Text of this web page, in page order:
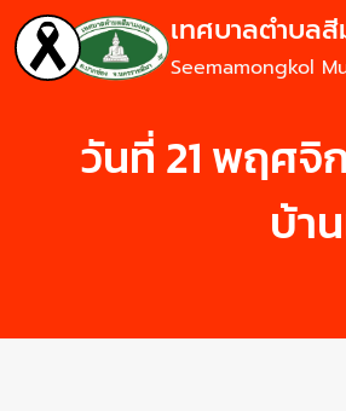
เทศบาลตำบล
Seemamongkol
วันที่ 21 พฤศจิ
บ้า